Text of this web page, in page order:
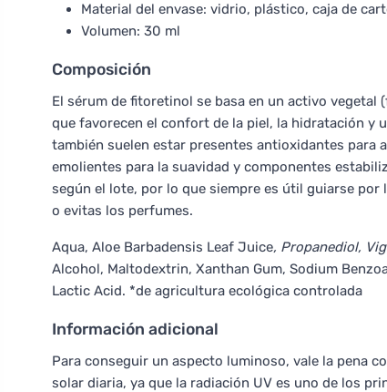
Material del envase: vidrio, plástico, caja de
Volumen: 30 ml
Composición
El sérum de fitoretinol se basa en un activo
que favorecen el confort de la piel, la hidratación y
también suelen estar presentes antioxidantes
emolientes para la suavidad y componentes
según el lote, por lo que siempre es útil guiarse
o evitas los perfumes.
Aqua, Aloe Barbadensis Leaf Juice, Propanediol,
Alcohol, Maltodextrin, Xanthan Gum, Sodium
Lactic Acid. *de agricultura ecológica controlada
Información adicional
Para conseguir un aspecto luminoso, vale la pena
solar diaria, ya que la radiación UV es uno de los